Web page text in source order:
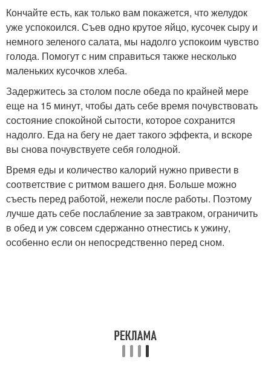
Кончайте есть, как только вам покажется, что желудок
уже успокоился. Съев одно крутое яйцо, кусочек сыру и
немного зеленого салата, мы надолго успокоим чувство
голода. Помогут с ним справиться также несколько
маленьких кусочков хлеба.
Задержитесь за столом после обеда по крайней мере
еще на 15 минут, чтобы дать себе время почувствовать
состояние спокойной сытости, которое сохранится
надолго. Еда на бегу не дает такого эффекта, и вскоре
вы снова почувствуете себя голодной.
Время еды и количество калорий нужно привести в
соответствие с ритмом вашего дня. Больше можно
съесть перед работой, нежели после работы. Поэтому
лучше дать себе послабление за завтраком, ограничить
в обед и уж совсем сдержанно отнестись к ужину,
особенно если он непосредственно перед сном.